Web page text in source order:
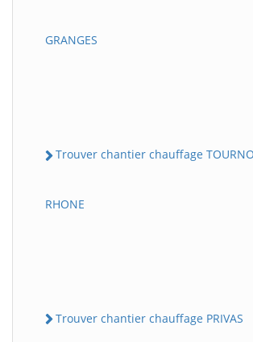
GRANGES
Trouver chantier chauffage
RHONE
Trouver chantier chauffage PRIVAS